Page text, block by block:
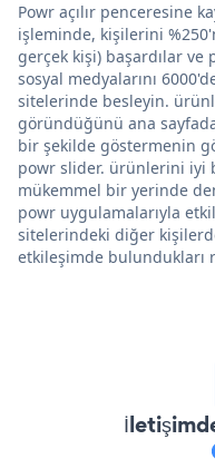
Powr açılır penceresine
işleminde, kişilerini
gerçek kişi) başardılar
sosyal medyalarını
sitelerinde besleyin.
göründüğünü ana
bir şekilde göstermenin
powr slider. ürünlerini iyi
mükemmel bir yerinde
powr uygulamalarıyla
sitelerindeki diğer
etkileşimde bulundukları